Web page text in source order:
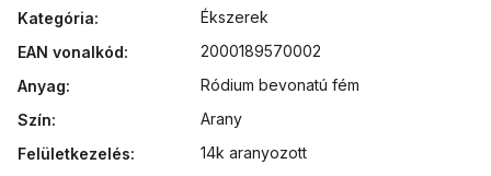
Kategória:
Ékszerek
EAN vonalkód:
2000189570002
Anyag:
Ródium bevonatú fém
Szín:
Arany
Felületkezelés:
14k aranyozott